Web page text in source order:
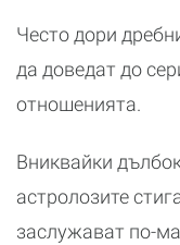
Често дори
да доведат до
отношенията.
Вниквайки
астролозите
заслужават по-